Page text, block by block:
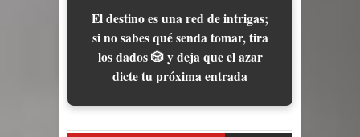
El destino es una red de intrigas;
si no sabes qué senda tomar, tira
los dados 🎲 y deja que el azar
dicte tu próxima entrada